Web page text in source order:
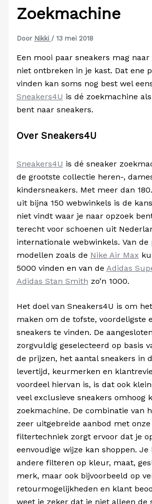
Zoekmachine
Door Nikki / 13 mei 2018
Een mooi paar sneakers mag
niet ontbreken in je kast. Dat ene
vinden kan soms nog best wel
Sneakers4U is dé zoekmachine
bent naar sneakers.
Over Sneakers4U
Sneakers4U is dé sneaker
de grootste collectie heren-,
kindersneakers. Met meer dan
uit bijna 150 webwinkels is de
niet vindt waar je naar opzoek
terecht voor schoenen uit
internationale webwinkels. Van de
modellen zoals de Nike Air Max
5000 vinden en van de Adidas
Adidas Stan Smith zo’n 1000.
Het doel van Sneakers4U is om
maken om de tofste, voordeligste
sneakers te vinden. De
zorgvuldig geselecteerd op basis
de prijzen, het aantal sneakers in
levertijd, keurmerken en
voordeel hiervan is, is dat ook
veel exclusieve sneakers omhoog
zoekmachine. De combinatie van
zeer uitgebreide aanbod met onze
filtertechniek zorgt ervoor dat je
eenvoudige wijze kan shoppen.
andere filteren op kleur, maat,
merk, maar ook bijvoorbeeld op
retourmogelijkheden en klant
weet je zeker dat je niet alleen de